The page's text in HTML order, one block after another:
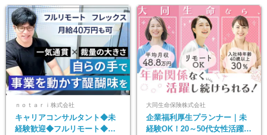
ｎｏｔａｒｉ株式会社
キャリアコンサルタント◆未
経験歓迎◆フルリモート◆フ
大同生命保険株式会社
企業福利厚生プランナー｜未
経験OK！20～50代女性活躍｜